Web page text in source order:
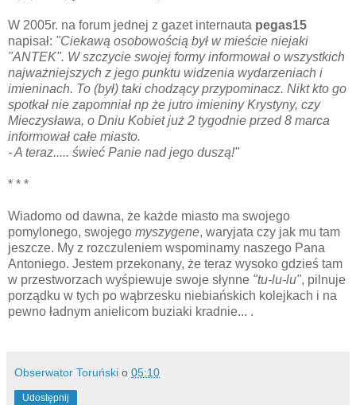
W 2005r. na forum jednej z gazet internauta pegas15
napisał: "Ciekawą osobowością był w mieście niejaki
"ANTEK". W szczycie swojej formy informował o wszystkich
najważniejszych z jego punktu widzenia wydarzeniach i
imieninach. To (był) taki chodzący przypominacz. Nikt kto go
spotkał nie zapomniał np że jutro imieniny Krystyny, czy
Mieczysława, o Dniu Kobiet już 2 tygodnie przed 8 marca
informował całe miasto.
- A teraz..... świeć Panie nad jego duszą!"
* * *
Wiadomo od dawna, że każde miasto ma swojego
pomylonego, swojego myszygene, waryjata czy jak mu tam
jeszcze. My z rozczuleniem wspominamy naszego Pana
Antoniego. Jestem przekonany, że teraz wysoko gdzieś tam
w przestworzach wyśpiewuje swoje słynne "tu-lu-lu", pilnuje
porządku w tych po wąbrzesku niebiańskich kolejkach i na
pewno ładnym anielicom buziaki kradnie... .
Obserwator Toruński o 05:10
Udostępnij